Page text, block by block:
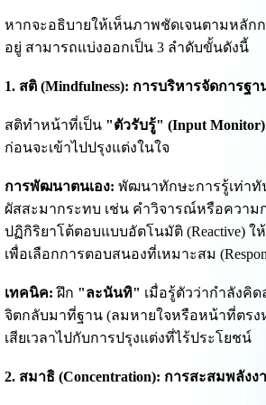
หากจะอธิบายให้เห็นภาพชัดเจนตามหลัก
อยู่ สามารถแบ่งออกเป็น 3 ลำดับขั้นดังนี้
1. สติ (Mindfulness): การบริหารจัดการฐ
สติทำหน้าที่เป็น "ตัวรับรู้" (Input Monitor)
ก่อนจะเข้าไปปรุงแต่งในใจ
การพัฒนาตนเอง: พัฒนาทักษะการรู้เท่าทั
ผัสสะมากระทบ เช่น คำวิจารณ์หรือความ
ปฏิกิริยาโต้ตอบแบบอัตโนมัติ (Reactive) ใ
เพื่อเลือกการตอบสนองที่เหมาะสม
เทคนิค: ฝึก "ละนันทิ" เมื่อรู้ตัวว่ากำลังคิ
จิตกลับมาที่ฐาน (ลมหายใจหรือหน้าที่ตรง
เสียเวลาไปกับการปรุงแต่งที่ไร้ประโยชน์
2. สมาธิ (Concentration): การสะสมพลัง